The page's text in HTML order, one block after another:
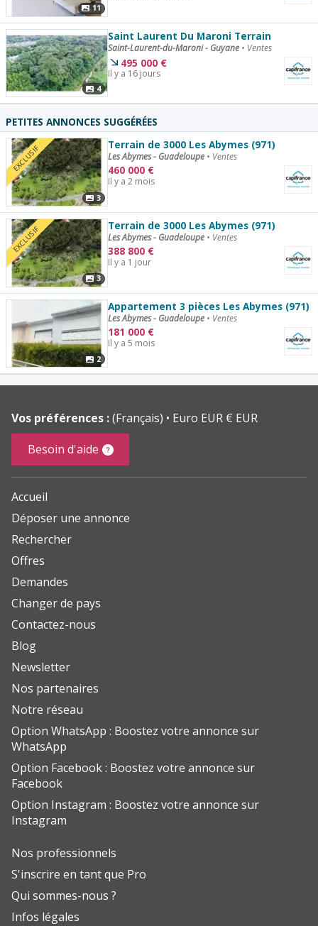
11
4
Saint Laurent Du Maroni Terrain
Saint-Laurent-du-Maroni - Guyane • Ventes
495 000 €
Il y a 16 jours
PETITES ANNONCES SUGGÉRÉES
EXCLUSIF
3
Terrain de 3000 Les Abymes (971)
Les Abymes - Guadeloupe • Ventes
460 000 €
Il y a 2 mois
EXCLUSIF
3
Terrain de 3000 Les Abymes (971)
Les Abymes - Guadeloupe • Ventes
388 800 €
Il y a 1 jour
2
Appartement 3 pièces Les Abymes (971)
Les Abymes - Guadeloupe • Ventes
181 000 €
Il y a 5 mois
Vos préférences :(Français)
Euro EUR € EUR
Besoin d'aide
Accueil
Déposer une annonce
Rechercher
Offres
Demandes
Changer de pays
Contactez-nous
Blog
Newsletter
Nos partenaires
Notre réseau
Option WhatsApp : Boostez votre annonce sur
WhatsApp
Option Facebook : Boostez votre annonce sur
Facebook
Option Instagram : Boostez votre annonce sur
Instagram
Nos professionnels
S'inscrire en tant que Pro
Qui sommes-nous ?
Infos légales